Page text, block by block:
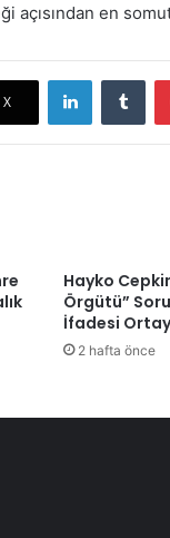
açısından en
X
LinkedIn
Hayko
Örgütü”
İfadesi
2 hafta önce